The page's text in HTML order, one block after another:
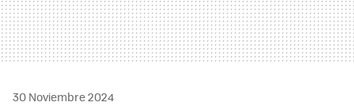
30 Noviembre 2024